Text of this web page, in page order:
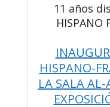
11 años
HISPANO
HISPANO-
LA SALA AL-